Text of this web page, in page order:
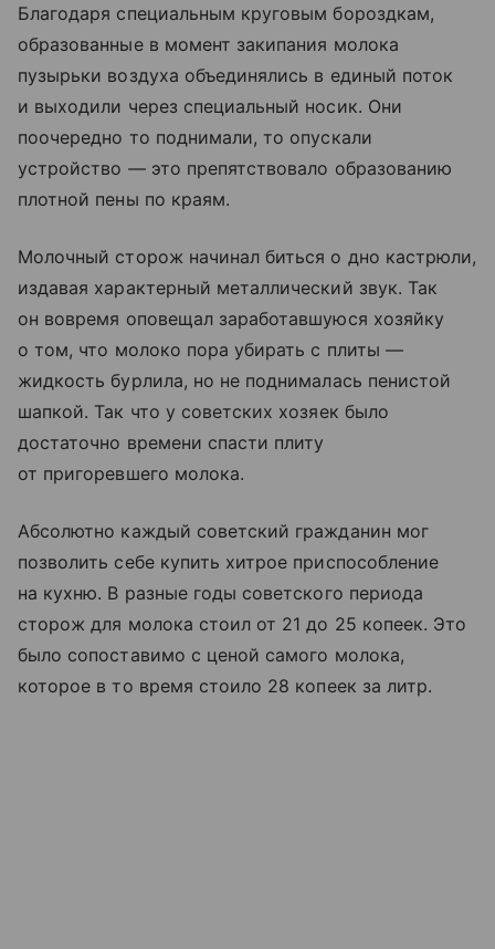
Благодаря специальным круговым бороздкам,
образованные в момент закипания молока
пузырьки воздуха объединялись в единый поток
и выходили через специальный носик. Они
поочередно то поднимали, то опускали
устройство — это препятствовало образованию
плотной пены по краям.
Молочный сторож начинал биться о дно кастрюли,
издавая характерный металлический звук. Так
он вовремя оповещал заработавшуюся хозяйку
о том, что молоко пора убирать с плиты —
жидкость бурлила, но не поднималась пенистой
шапкой. Так что у советских хозяек было
достаточно времени спасти плиту
от пригоревшего молока.
Абсолютно каждый советский гражданин мог
позволить себе купить хитрое приспособление
на кухню. В разные годы советского периода
сторож для молока стоил от 21 до 25 копеек. Это
было сопоставимо с ценой самого молока,
которое в то время стоило 28 копеек за литр.